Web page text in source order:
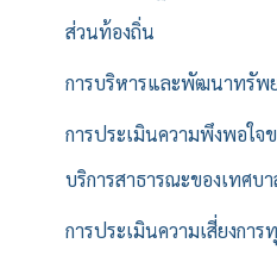
ส่วนท้องถิ่น
การบริหารและพัฒนาทรัพ
การประเมินความพึงพอใจ
บริการสาธารณะของเทศบา
การประเมินความเสี่ยงกา